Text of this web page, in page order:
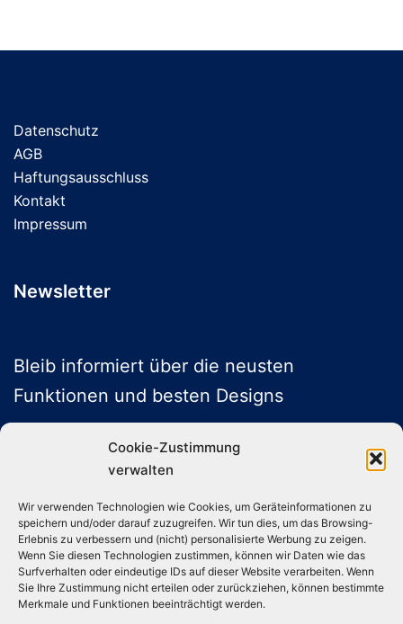
Cookie-Zustimmung
verwalten
Wir verwenden Technologien wie Cookies, um Geräteinformationen zu
speichern und/oder darauf zuzugreifen. Wir tun dies, um das Browsing-
Erlebnis zu verbessern und (nicht) personalisierte Werbung zu zeigen.
Wenn Sie diesen Technologien zustimmen, können wir Daten wie das
Surfverhalten oder eindeutige IDs auf dieser Website verarbeiten. Wenn
Sie Ihre Zustimmung nicht erteilen oder zurückziehen, können bestimmte
Merkmale und Funktionen beeinträchtigt werden.
Datenschutz
AGB
Haftungsausschluss
Kontakt
Impressum
Newsletter
Bleib informiert über die neusten
Funktionen und besten Designs
ABONNIEREN
Folge uns auf Social Media